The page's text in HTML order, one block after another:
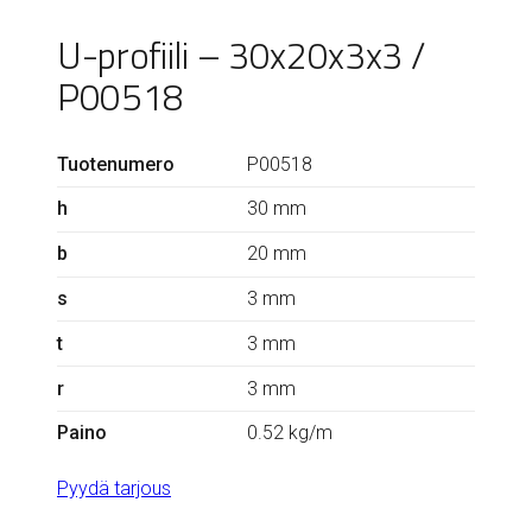
U-profiili – 30x20x3x3 /
P00518
Tuotenumero
P00518
h
30 mm
b
20 mm
s
3 mm
t
3 mm
r
3 mm
Paino
0.52 kg/m
Pyydä tarjous